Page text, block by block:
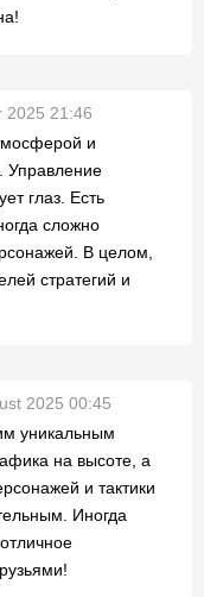
2025 21:46
и
Управление
глаз. Есть
сложно
В целом,
стратегий и
2025 00:45
уникальным
на высоте, а
и тактики
Иногда